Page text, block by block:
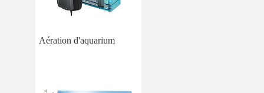
Aération d'aquarium